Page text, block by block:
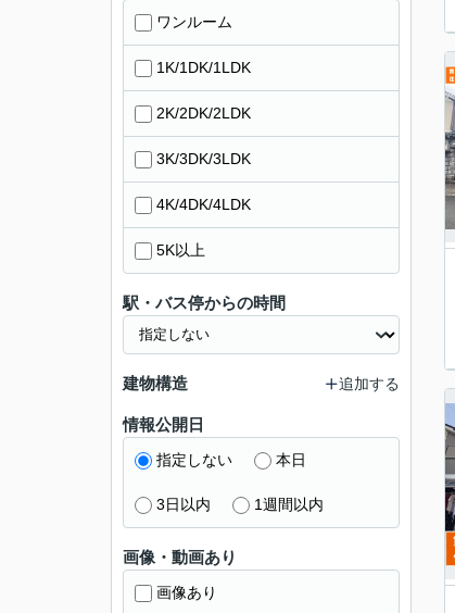
ワンルーム
1K/1DK/1LDK
2K/2DK/2LDK
3K/3DK/3LDK
4K/4DK/4LDK
5K以上
駅・バス停からの時間
建物構造 追加する
情報公開日
指定しない 本日
3日以内 1週間以内
画像・動画あり
画像あり